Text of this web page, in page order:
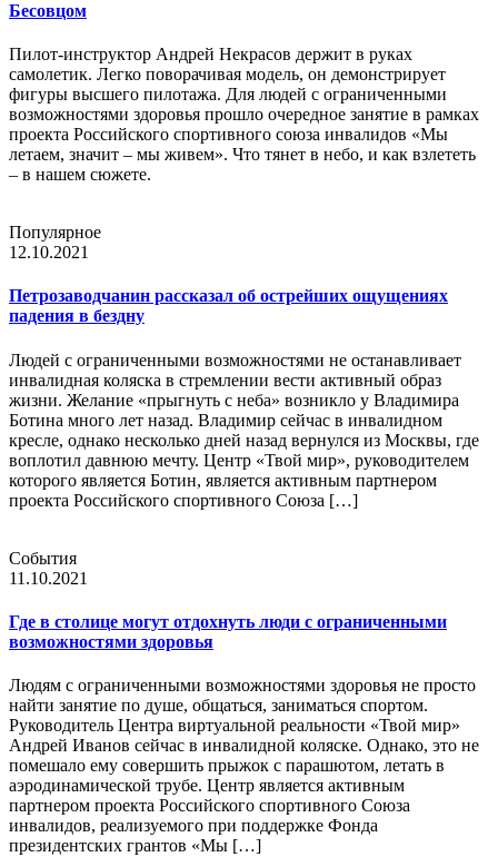
Бесовцом
Пилот-инструктор Андрей Некрасов держит в руках
самолетик. Легко поворачивая модель, он демонстрирует
фигуры высшего пилотажа. Для людей с ограниченными
возможностями здоровья прошло очередное занятие в рамках
проекта Российского спортивного союза инвалидов «Мы
летаем, значит – мы живем». Что тянет в небо, и как взлететь
– в нашем сюжете.
Популярное
12.10.2021
Петрозаводчанин рассказал об острейших ощущениях
падения в бездну
Людей с ограниченными возможностями не останавливает
инвалидная коляска в стремлении вести активный образ
жизни. Желание «прыгнуть с неба» возникло у Владимира
Ботина много лет назад. Владимир сейчас в инвалидном
кресле, однако несколько дней назад вернулся из Москвы, где
воплотил давнюю мечту. Центр «Твой мир», руководителем
которого является Ботин, является активным партнером
проекта Российского спортивного Союза […]
События
11.10.2021
Где в столице могут отдохнуть люди с ограниченными
возможностями здоровья
Людям с ограниченными возможностями здоровья не просто
найти занятие по душе, общаться, заниматься спортом.
Руководитель Центра виртуальной реальности «Твой мир»
Андрей Иванов сейчас в инвалидной коляске. Однако, это не
помешало ему совершить прыжок с парашютом, летать в
аэродинамической трубе. Центр является активным
партнером проекта Российского спортивного Союза
инвалидов, реализуемого при поддержке Фонда
президентских грантов «Мы […]